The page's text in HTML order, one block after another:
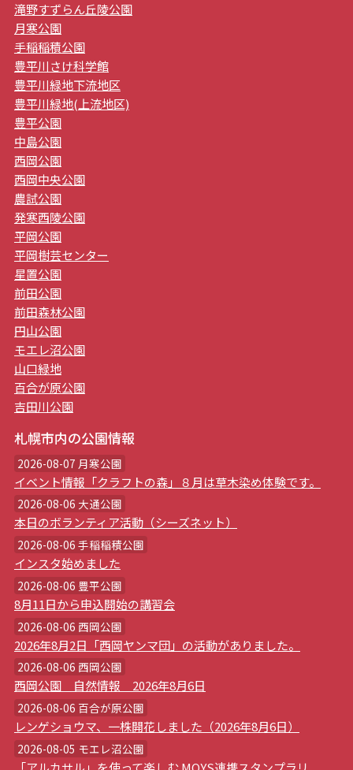
滝野すずらん丘陵公園
月寒公園
手稲稲積公園
豊平川さけ科学館
豊平川緑地下流地区
豊平川緑地(上流地区)
豊平公園
中島公園
西岡公園
西岡中央公園
農試公園
発寒西陵公園
平岡公園
平岡樹芸センター
星置公園
前田公園
前田森林公園
円山公園
モエレ沼公園
山口緑地
百合が原公園
吉田川公園
札幌市内の公園情報
2026-08-07 月寒公園
イベント情報「クラフトの森」８月は草木染め体験です。
2026-08-06 大通公園
本日のボランティア活動（シーズネット）
2026-08-06 手稲稲積公園
インスタ始めました
2026-08-06 豊平公園
8月11日から申込開始の講習会
2026-08-06 西岡公園
2026年8月2日「西岡ヤンマ団」の活動がありました。
2026-08-06 西岡公園
西岡公園 自然情報 2026年8月6日
2026-08-06 百合が原公園
レンゲショウマ、一株開花しました（2026年8月6日）
2026-08-05 モエレ沼公園